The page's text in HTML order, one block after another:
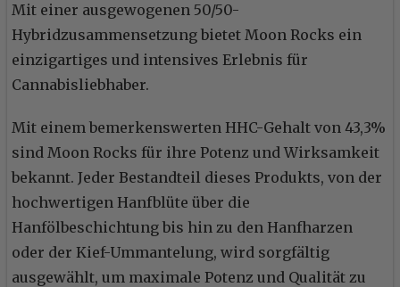
Mit einer ausgewogenen 50/50-
Hybridzusammensetzung bietet Moon Rocks ein
einzigartiges und intensives Erlebnis für
Cannabisliebhaber.
Mit einem bemerkenswerten HHC-Gehalt von 43,3%
sind Moon Rocks für ihre Potenz und Wirksamkeit
bekannt. Jeder Bestandteil dieses Produkts, von der
hochwertigen Hanfblüte über die
Hanfölbeschichtung bis hin zu den Hanfharzen
oder der Kief-Ummantelung, wird sorgfältig
ausgewählt, um maximale Potenz und Qualität zu